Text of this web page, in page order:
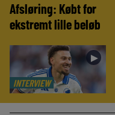
Afsløring: Købt for
ekstremt lille beløb
INTERVIEW
►